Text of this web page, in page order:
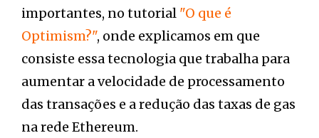
importantes, no tutorial "O que é
Optimism?", onde explicamos em que
consiste essa tecnologia que trabalha para
aumentar a velocidade de processamento
das transações e a redução das taxas de gas
na rede Ethereum.